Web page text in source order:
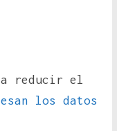
reducir el
los datos